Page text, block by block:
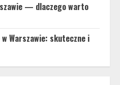
— dlaczego warto
Warszawie: skuteczne i